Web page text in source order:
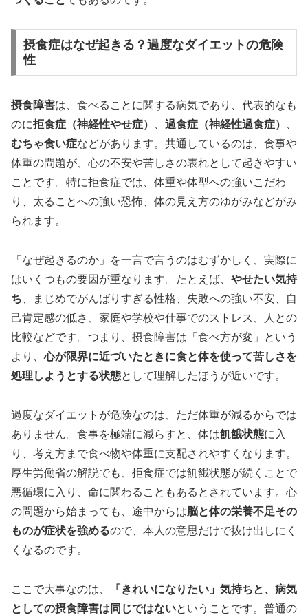
摂食症はなぜ起きる？過度なダイエットの危険
性
摂食障害は、食べることに関する病気であり、代表的なも
のに拒食症（神経性やせ症） 過食症（神経性過食症）
むちゃ食い症などがあります。共通しているのは、食事や
体重の問題が、心の不安や苦しさの表れとして起きやすい
ことです。特に拒食症では、体重や体型への強いこだわ
り、太ることへの強い恐怖、体の見え方のゆがみなどがみ
られます。
「なぜ起きるのか」を一言で言うのはむずかしく、実際に
はいくつもの要因が重なります。たとえば、 やせたい気持
ち 、まじめでがんばりすぎる性格、失敗への強い不安、自
己肯定感の低さ、家庭や学校や仕事でのストレス、人との
比較などです。つまり、摂食障害は「食べ方が変」という
より、心が限界に近づいたときに食と体を使って苦しさを
処理しようとする状態として理解したほうが近いです。
過度なダイエットが危険なのは、ただ体重が減るからでは
ありません。食事を極端に減らすと、体は飢餓状態に入
り、考え方まで食べ物や体重に支配されやすくなります。
厚生労働省の解説でも、拒食症では飢餓状態が続くことで
悪循環に入り、命に関わることもあるとされています。心
の問題から始まっても、途中からは脳と体の栄養不足その
ものが症状を強めるので、本人の意思だけで抜け出しにく
くなるのです。
ここで大事なのは、
「きれいになりたい」気持ちと、病気
としての摂食障害は同じではないということです。普通の